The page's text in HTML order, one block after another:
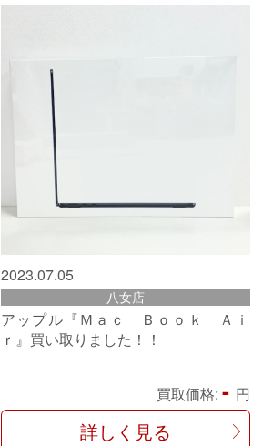
2023.07.05
八女店
アップル『Ｍａｃ Ｂｏｏｋ Ａｉ
ｒ』買い取りました！！
買取価格: - 円
詳しく見る